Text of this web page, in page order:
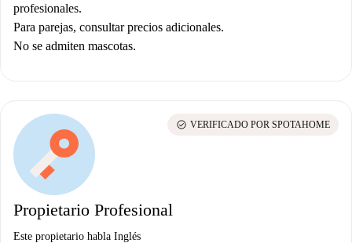
profesionales.
Para parejas, consultar precios adicionales.
No se admiten mascotas.
Propietario Profesional
Este propietario habla Inglés
check_circle VERIFICADO POR SPOTAHOME